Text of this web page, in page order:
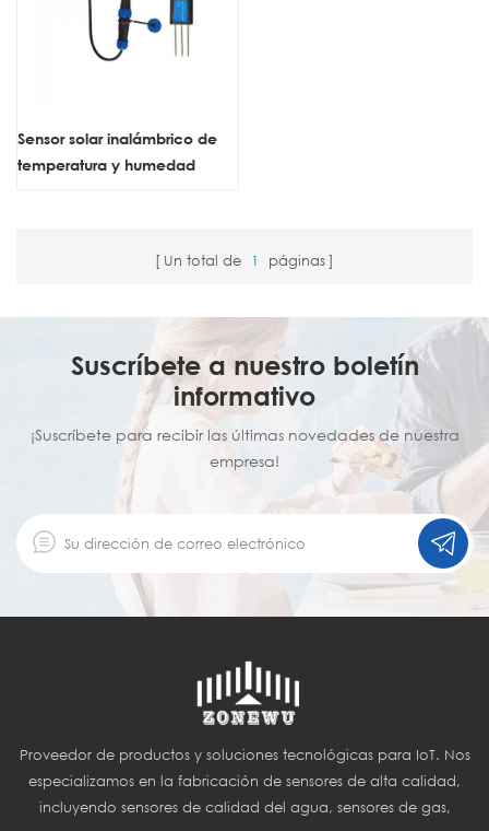
Sensor solar inalámbrico de
temperatura y humedad
Un total de 1 páginas
Suscríbete a nuestro boletín
informativo
¡Suscríbete para recibir las últimas novedades de nuestra
empresa!
Proveedor de productos y soluciones tecnológicas para IoT. Nos
especializamos en la fabricación de sensores de alta calidad,
incluyendo sensores de calidad del agua, sensores de gas,